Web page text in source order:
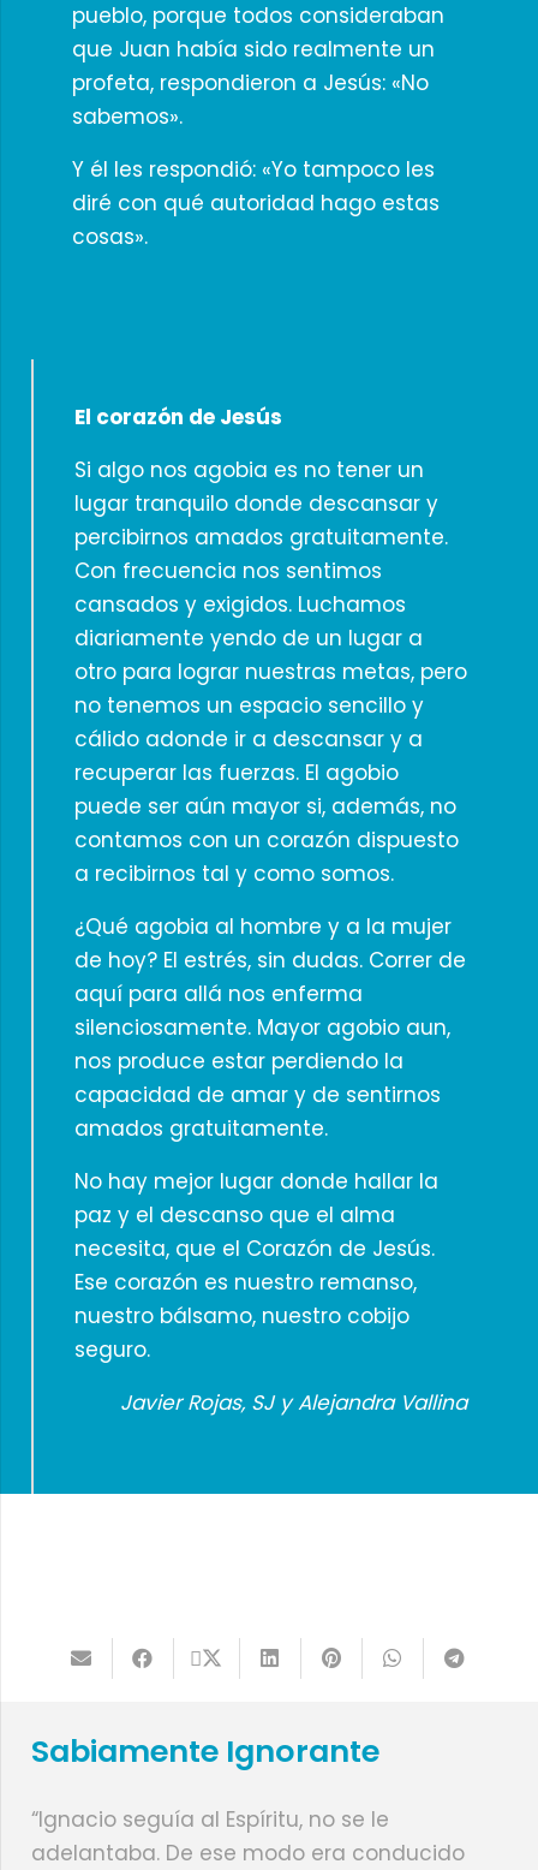
pueblo, porque todos consideraban
que Juan había sido realmente un
profeta, respondieron a Jesús: «No
sabemos».
Y él les respondió: «Yo tampoco les
diré con qué autoridad hago estas
cosas».
El corazón de Jesús
Si algo nos agobia es no tener un
lugar tranquilo donde descansar y
percibirnos amados gratuitamente.
Con frecuencia nos sentimos
cansados y exigidos. Luchamos
diariamente yendo de un lugar a
otro para lograr nuestras metas, pero
no tenemos un espacio sencillo y
cálido adonde ir a descansar y a
recuperar las fuerzas. El agobio
puede ser aún mayor si, además, no
contamos con un corazón dispuesto
a recibirnos tal y como somos.
¿Qué agobia al hombre y a la mujer
de hoy? El estrés, sin dudas. Correr de
aquí para allá nos enferma
silenciosamente. Mayor agobio aun,
nos produce estar perdiendo la
capacidad de amar y de sentirnos
amados gratuitamente.
No hay mejor lugar donde hallar la
paz y el descanso que el alma
necesita, que el Corazón de Jesús.
Ese corazón es nuestro remanso,
nuestro bálsamo, nuestro cobijo
seguro.
Javier Rojas, SJ y Alejandra Vallina
Sabiamente Ignorante
“Ignacio seguía al Espíritu, no se le
adelantaba. De ese modo era conducido